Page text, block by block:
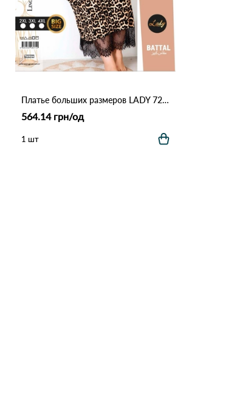
Платье больших размеров LADY 7284 Леопардовый
564.14 грн/од
1 шт